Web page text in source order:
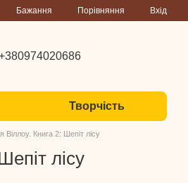
Бажання Порівняння Вхід
Творчість
Віллоу. Книга 2: Шепіт лісу
лісу